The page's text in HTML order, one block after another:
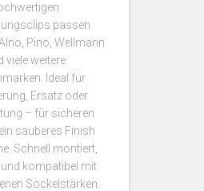
passen
Pino, Wellmann
viele weitere
Ideal für
Ersatz oder
– für sicheren
sauberes Finish
Schnell montiert,
und kompatibel mit
Sockelstärken.